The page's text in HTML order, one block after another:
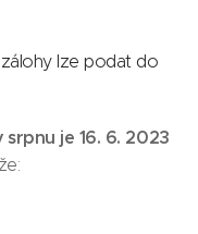
zálohy lze podat do
je 16. 6. 2023